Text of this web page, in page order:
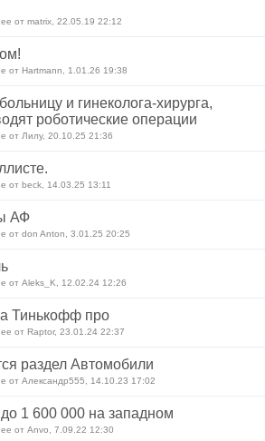
от matrix, 22.05.19 22:12
от Hartmann, 1.01.26 19:38
и гинеколога-хирурга,
роботические операции
от Лилу, 20.10.25 21:36
от beck, 14.03.25 13:11
АФ
от don Anton, 3.01.25 20:25
от Aleks_K, 12.02.24 12:26
Тинькофф про
от Raptor, 23.01.24 22:37
раздел Автомобили
от Александр555, 14.10.23 17:02
1 600 000 на западном
от Anvo, 7.09.22 12:30